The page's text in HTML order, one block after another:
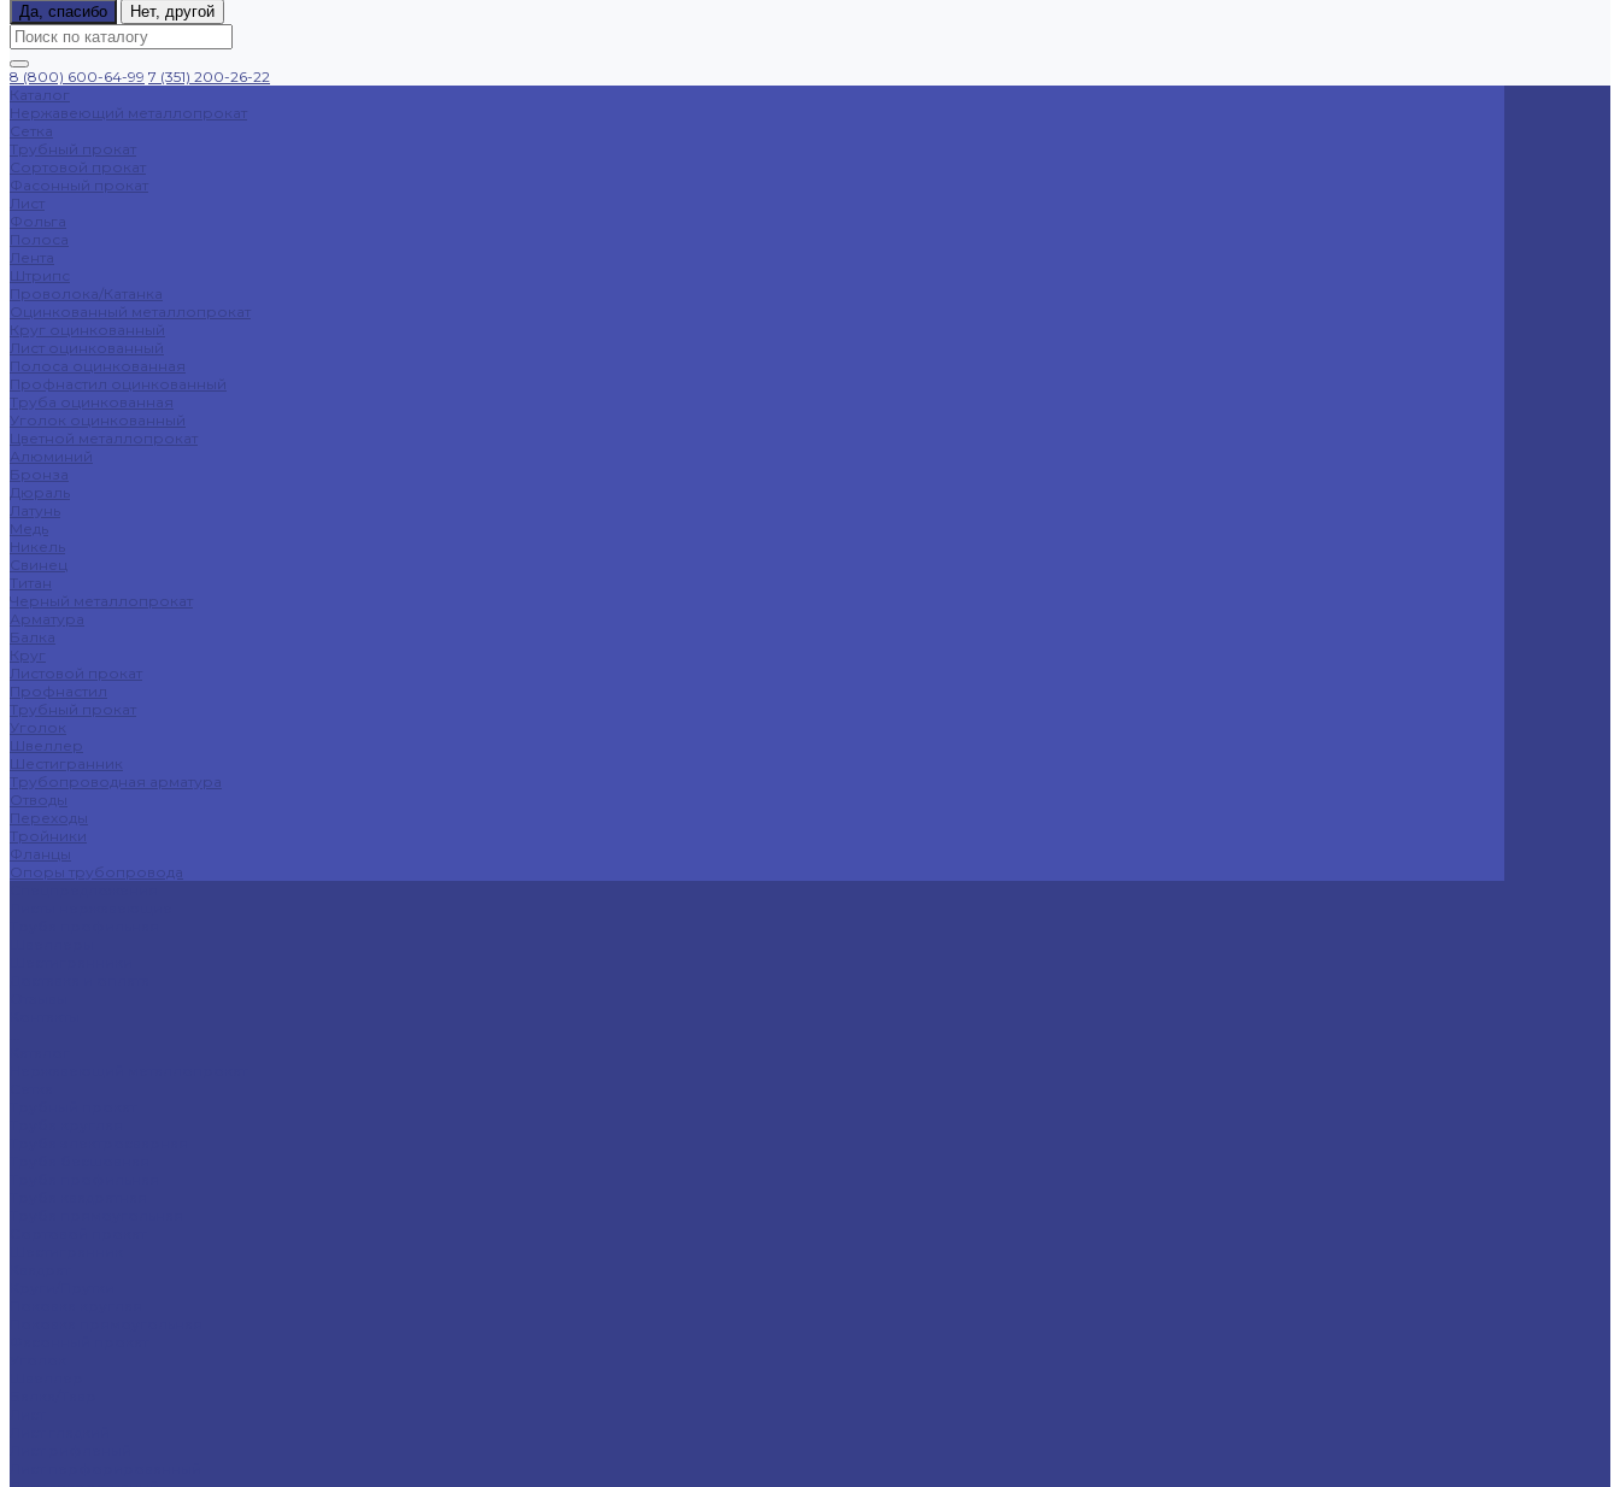
Да, спасибо
Нет, другой
8 (800) 600-64-99 7 (351) 200-26-22
Каталог
Нержавеющий металлопрокат
Сетка
Трубный прокат
Сортовой прокат
Фасонный прокат
Лист
Фольга
Полоса
Лента
Штрипс
Проволока/Катанка
Оцинкованный металлопрокат
Круг оцинкованный
Лист оцинкованный
Полоса оцинкованная
Профнастил оцинкованный
Труба оцинкованная
Уголок оцинкованный
Цветной металлопрокат
Алюминий
Бронза
Дюраль
Латунь
Медь
Никель
Свинец
Титан
Черный металлопрокат
Арматура
Балка
Круг
Листовой прокат
Профнастил
Трубный прокат
Уголок
Швеллер
Шестигранник
Трубопроводная арматура
Отводы
Переходы
Тройники
Фланцы
Опоры трубопровода